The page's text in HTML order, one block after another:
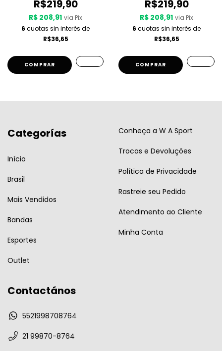
R$219,90
R$ 208,91 via Pix
6 cuotas sin interés de
R$36,65
COMPRAR
R$219,90
R$ 208,91 via Pix
6 cuotas sin interés de
R$36,65
COMPRAR
Categorías
Início
Brasil
Mais Vendidos
Bandas
Esportes
Outlet
Conheça a W A Sport
Trocas e Devoluções
Política de Privacidade
Rastreie seu Pedido
Atendimento ao Cliente
Minha Conta
Contactános
5521998708764
21 99870-8764